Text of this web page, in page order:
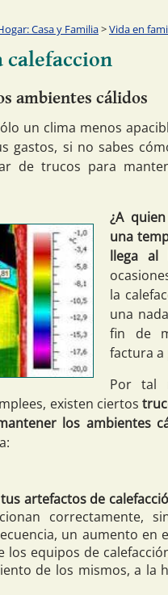
Casa y Familia>Vida en
calefaccion
ambientes cálidos
un clima menos
gastos, si no sabes
de trucos para
¿A
una
llega al
la
una
fin de
factura a
Por tal
existen ciertos
los ambientes
artefactos de
correctamente,
un aumento en
los equipos de
de los mismos, a la